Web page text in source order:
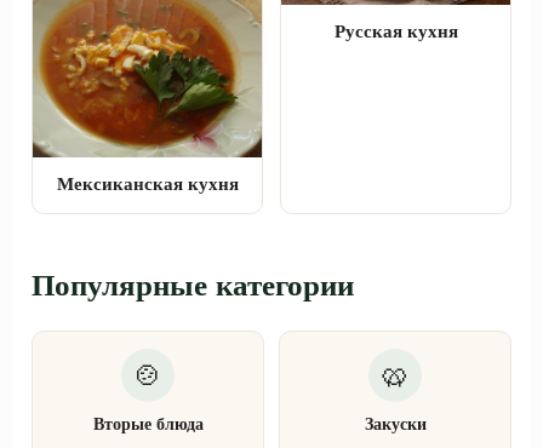
Мексиканская кухня
Русская кухня
Популярные категории
Вторые блюда Закуски